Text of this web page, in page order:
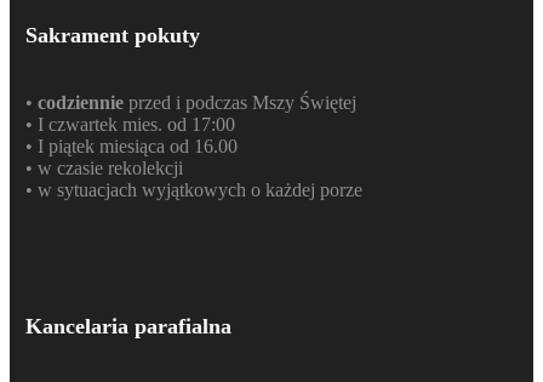
Sakrament pokuty
• codziennieprzed i podczas Mszy Świętej
• I czwartek mies. od 17:00
• I piątek miesiąca od 16.00
• w czasie rekolekcji
• w sytuacjach wyjątkowych o każdej porze
Kancelaria parafialna